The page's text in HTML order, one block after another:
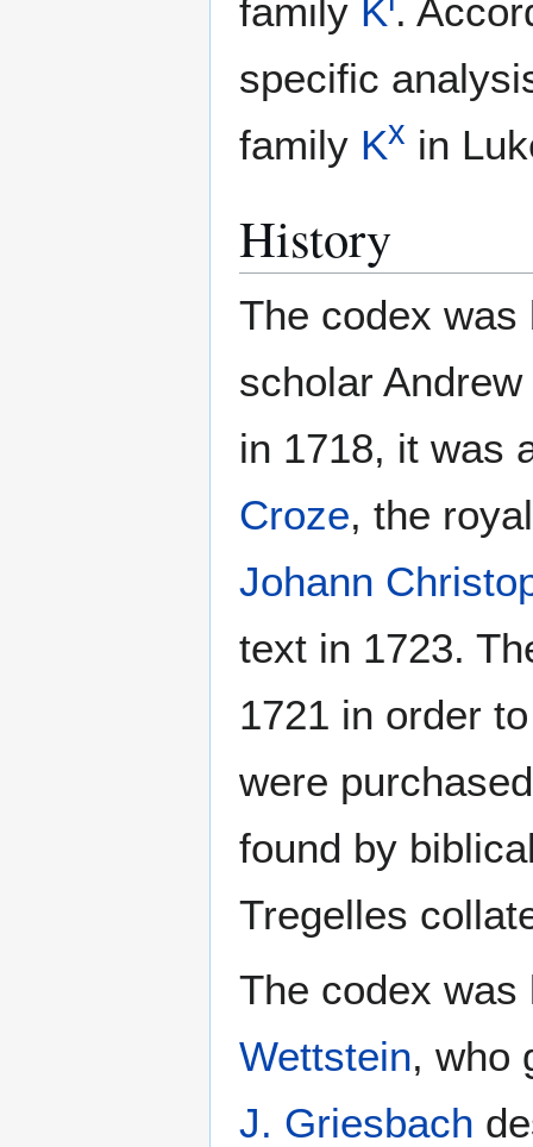
family K .
specific
family Kx in
History
The codex
scholar
in 1718, it was
Croze, the
Johann
text in 1723.
1721 in order
were
found by
Tregelles
The codex
Wettstein, who
J. Griesbach